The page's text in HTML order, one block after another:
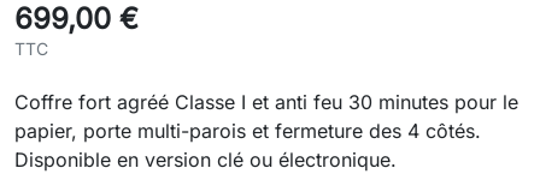
699,00 €
TTC
Coffre fort agréé Classe I et anti feu 30 minutes pour le
papier, porte multi-parois et fermeture des 4 côtés.
Disponible en version clé ou électronique.